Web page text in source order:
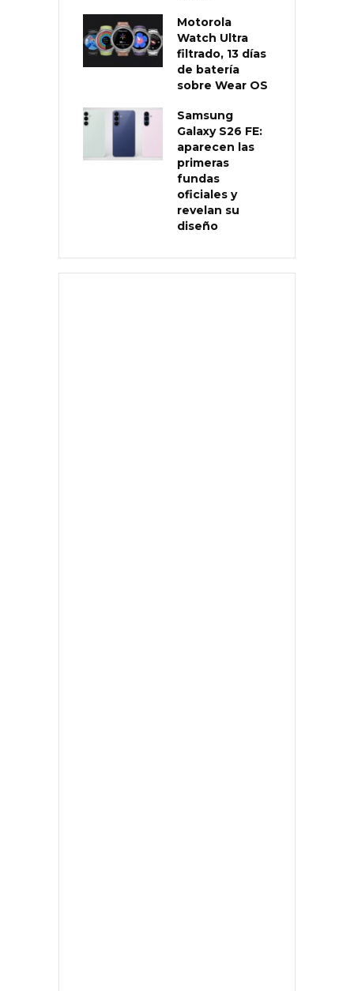
Motorola
Watch Ultra
filtrado, 13 días
de batería
sobre Wear OS
Samsung
Galaxy S26 FE:
aparecen las
primeras
fundas
oficiales y
revelan su
diseño